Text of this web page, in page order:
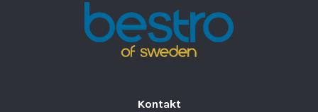
Kontakt